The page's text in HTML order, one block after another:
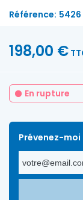
Référence: 5426
198,00 €
En rupture
Prévenez-